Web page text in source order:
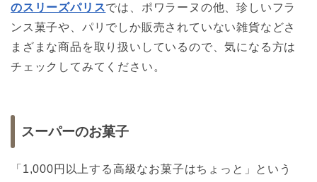
のスリーズパリスでは、ポワラーヌの他、珍しいフラ
ンス菓子や、パリでしか販売されていない雑貨などさ
まざまな商品を取り扱いしているので、気になる方は
チェックしてみてください。
スーパーのお菓子
「1,000円以上する高級なお菓子はちょっと」という